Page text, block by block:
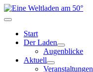
Start
Der Laden
Augenblicke
Aktuell
Veranstaltungen